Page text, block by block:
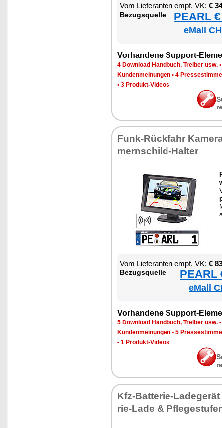
Vom Lie­fe­ran­ten empf. VK: €
Be­zugs­quel­le PEARL
eMall
Vor­han­de­ne Sup­port-
4 Down­load Hand­buch, Trei­ber usw. •
Kun­den­mei­nun­gen • 4
• 3 Pro­dukt-Vi­de­os
Funk-Rück­fahr
mern­schild-Hal­ter
Vom Lie­fe­ran­ten empf. VK: €
Be­zugs­quel­le PEARL
eMall
Vor­han­de­ne Sup­port-
5 Down­load Hand­buch, Trei­ber usw. •
Kun­den­mei­nun­gen • 5
• 1 Pro­dukt-Vi­de­os
Kfz-Bat­te­rie-
rie-La­de &